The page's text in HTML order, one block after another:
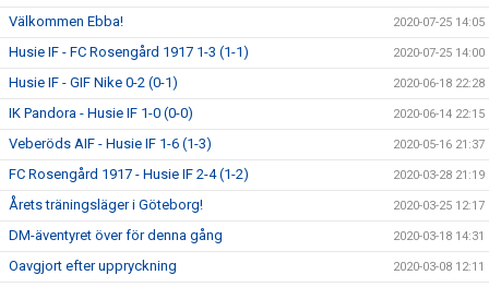
Välkommen Ebba! 2020-07-25 14:05
Husie IF - FC Rosengård 1917 1-3 (1-1) 2020-07-25 14:00
Husie IF - GIF Nike 0-2 (0-1) 2020-06-18 22:28
IK Pandora - Husie IF 1-0 (0-0) 2020-06-14 22:15
Veberöds AIF - Husie IF 1-6 (1-3) 2020-05-16 21:37
FC Rosengård 1917 - Husie IF 2-4 (1-2) 2020-03-28 21:19
Årets träningsläger i Göteborg! 2020-03-25 12:17
DM-äventyret över för denna gång 2020-03-18 14:31
Oavgjort efter uppryckning 2020-03-08 12:11